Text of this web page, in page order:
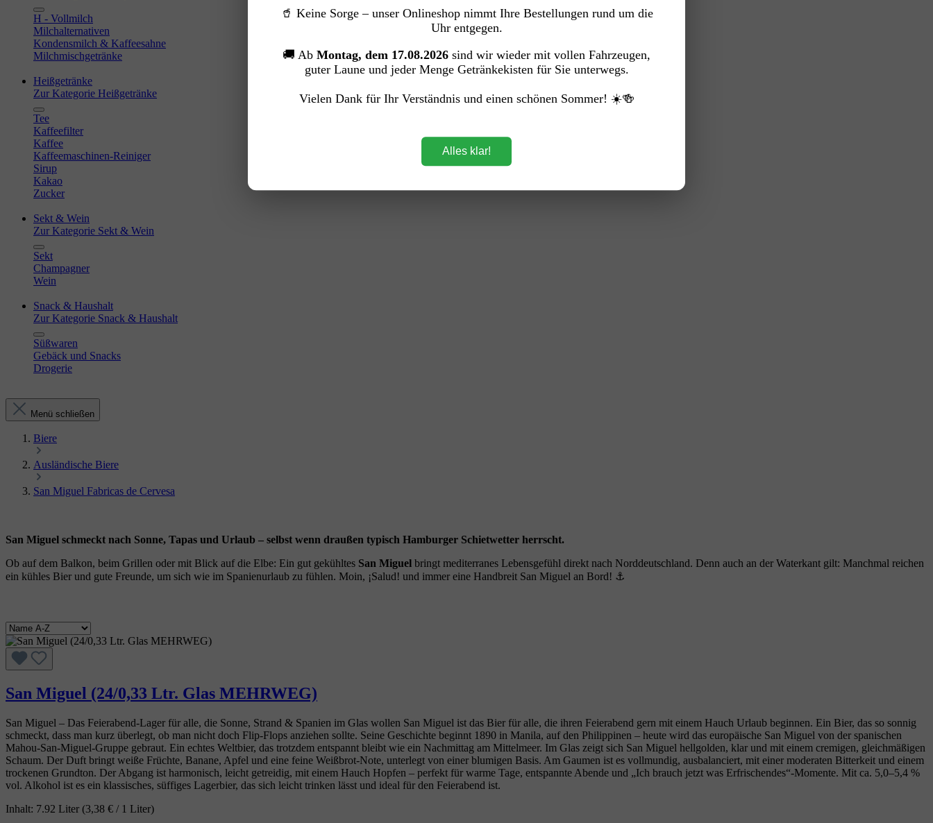
H - Vollmilch
Milchalternativen
Kondensmilch & Kaffeesahne
Milchmischgetränke
Heißgetränke
Zur Kategorie Heißgetränke
Tee
Kaffeefilter
Kaffee
Kaffeemaschinen-Reiniger
Sirup
Kakao
Zucker
Sekt & Wein
Zur Kategorie Sekt & Wein
Sekt
Champagner
Wein
Snack & Haushalt
Zur Kategorie Snack & Haushalt
Süßwaren
Gebäck und Snacks
Drogerie
Menü schließen
Biere
Ausländische Biere
San Miguel Fabricas de Cervesa
San Miguel schmeckt nach Sonne, Tapas und Urlaub – selbst wenn draußen typisch Hamburger Schietwetter herrscht.
Ob auf dem Balkon, beim Grillen oder mit Blick auf die Elbe: Ein gut gekühltes San Miguel bringt mediterranes Lebensgefühl direkt nach Norddeutschland. Denn auch an der Waterkant gilt: Manchmal reichen
ein kühles Bier und gute Freunde, um sich wie im Spanienurlaub zu fühlen. Moin, ¡Salud! und immer eine Handbreit San Miguel an Bord! ⚓
San Miguel (24/0,33 Ltr. Glas MEHRWEG)
San Miguel – Das Feierabend‑Lager für alle, die Sonne, Strand & Spanien im Glas wollen San Miguel ist das Bier für alle, die ihren Feierabend gern mit einem Hauch Urlaub beginnen. Ein Bier, das so sonnig
schmeckt, dass man kurz überlegt, ob man nicht doch Flip‑Flops anziehen sollte. Seine Geschichte beginnt 1890 in Manila, auf den Philippinen – heute wird das europäische San Miguel von der spanischen
Mahou‑San‑Miguel‑Gruppe gebraut. Ein echtes Weltbier, das trotzdem entspannt bleibt wie ein Nachmittag am Mittelmeer. Im Glas zeigt sich San Miguel hellgolden, klar und mit einem cremigen, gleichmäßigen
Schaum. Der Duft bringt weiße Früchte, Banane, Apfel und eine feine Weißbrot‑Note, unterlegt von einer blumigen Basis. Am Gaumen ist es vollmundig, ausbalanciert, mit einer moderaten Bitterkeit und einem
trockenen Grundton. Der Abgang ist harmonisch, leicht getreidig, mit einem Hauch Hopfen – perfekt für warme Tage, entspannte Abende und „Ich brauch jetzt was Erfrischendes“-Momente. Mit ca. 5,0–5,4 %
vol. Alkohol ist es ein klassisches, süffiges Lagerbier, das sich leicht trinken lässt und ideal für den Feierabend ist.
Inhalt: 7.92 Liter (3,38 € / 1 Liter)
🥤 Keine Sorge – unser Onlineshop nimmt Ihre Bestellungen rund um die
Uhr entgegen.
🚚 Ab Montag, dem 17.08.2026 sind wir wieder mit vollen Fahrzeugen,
guter Laune und jeder Menge Getränkekisten für Sie unterwegs.
Vielen Dank für Ihr Verständnis und einen schönen Sommer! ☀️🍻
Alles klar!